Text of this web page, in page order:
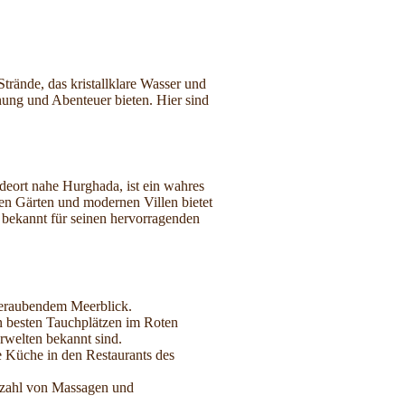
das kristallklare Wasser und
und Abenteuer bieten. Hier sind
nahe Hurghada, ist ein wahres
Gärten und modernen Villen bietet
für seinen hervorragenden
Meerblick.
Tauchplätzen im Roten
bekannt sind.
in den Restaurants des
von Massagen und